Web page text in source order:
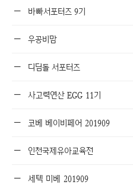
바빠서포터즈 9기
우공비맘
디딤돌 서포터즈
사고력연산 EGG 11기
코베 베이비페어 201909
인천국제유아교육전
세텍 미베 201909